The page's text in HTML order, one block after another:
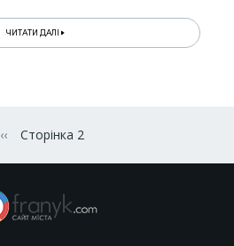
ЧИТАТИ ДАЛІ
Попередня сторінка
‹‹ Сторінка 2